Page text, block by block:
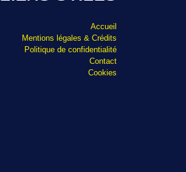
Accueil
Mentions légales & Crédits
Politique de confidentialité
Contact
Cookies